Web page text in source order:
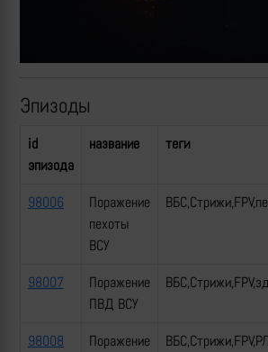
Эпизоды
id
эпизода
название теги
98006
Поражение
пехоты
ВСУ
98007
Поражение
ПВД ВСУ
98008
Поражение